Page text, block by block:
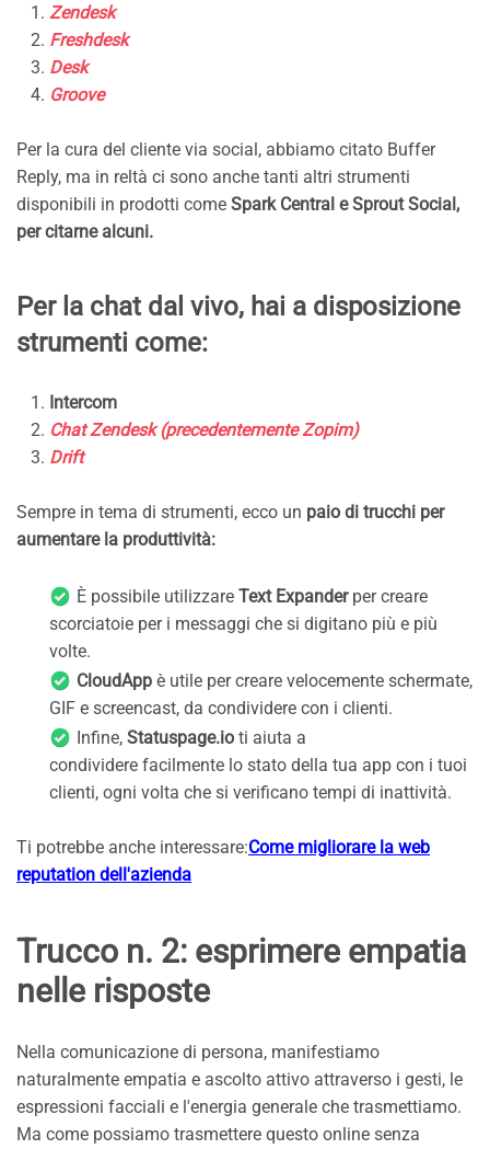
Zendesk
Freshdesk
Desk
Groove
Per la cura del cliente via social, abbiamo citato Buffer
Reply, ma in reltà ci sono anche tanti altri strumenti
disponibili in prodotti come Spark Central e Sprout Social,
per citarne alcuni.
Per la chat dal vivo, hai a disposizione
strumenti come:
Intercom
Chat Zendesk (precedentemente Zopim)
Drift
Sempre in tema di strumenti, ecco un paio di trucchi per
aumentare la produttività:
È possibile utilizzare Text Expanderper creare
scorciatoie per i messaggi che si digitano più e più
volte.
CloudApp è utile per creare velocemente schermate,
GIF e screencast, da condividere con i clienti.
Infine, Statuspage.io ti aiuta a
condividere facilmente lo stato della tua app con i tuoi
clienti, ogni volta che si verificano tempi di inattività.
Ti potrebbe anche interessare:Come migliorare la web
reputation dell'azienda
Trucco n. 2: esprimere empatia
nelle risposte
Nella comunicazione di persona, manifestiamo
naturalmente empatia e ascolto attivo attraverso i gesti, le
espressioni facciali e l'energia generale che trasmettiamo.
Ma come possiamo trasmettere questo online senza